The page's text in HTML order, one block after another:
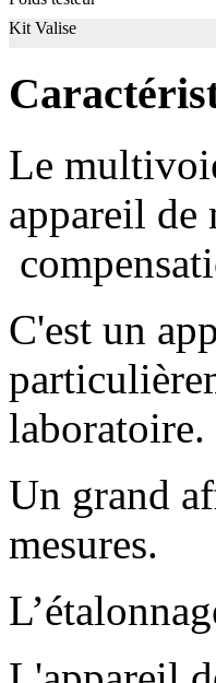
Kit Valise
Le
appareil de
C'est un
laboratoire.
Un grand
mesures.